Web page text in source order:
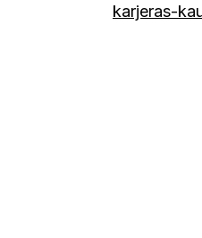
karjeras-